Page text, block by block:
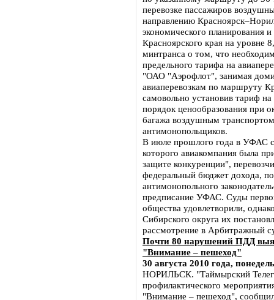
перевозке пассажиров
направлению
экономического планирования
Красноярского края на уровне
минтранса о том, что
предельного тарифа на
"ОАО "Аэрофлот", занимая
авиаперевозкам по маршруту
самовольно установив тариф
порядок ценообразования при
багажа воздушным
антимонопольщиков.
В июле прошлого года в УФАС
которого авиакомпания была
защите конкуренции",
федеральный бюджет дохода,
антимонопольного
предписание УФАС. Суды
общества удовлетворили,
Сибирского округа их
рассмотрение в Арбитражный
Почти 80 нарушений ПДД
"Внимание – пешеход"
30 августа 2010 года,
НОРИЛЬСК. "Таймырский
профилактического
"Внимание – пешеход",